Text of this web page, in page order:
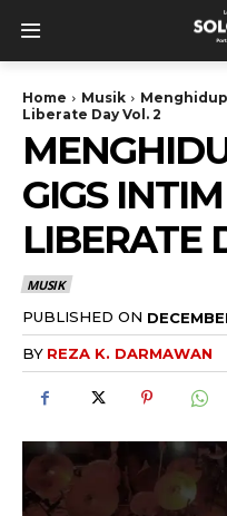
Home Musik
Liberate Day Vol. 2
GIGS
LIBERATE
MUSIK
PUBLISHED ON
BY REZA K. DARMAWAN